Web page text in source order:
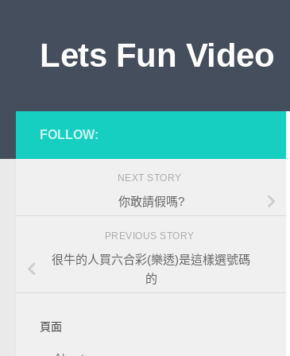
Lets Fun Video
FOLLOW:
NEXT STORY
你敢請假嗎?
PREVIOUS STORY
很牛的人買六合彩(樂透)是這樣選號碼
的
頁面